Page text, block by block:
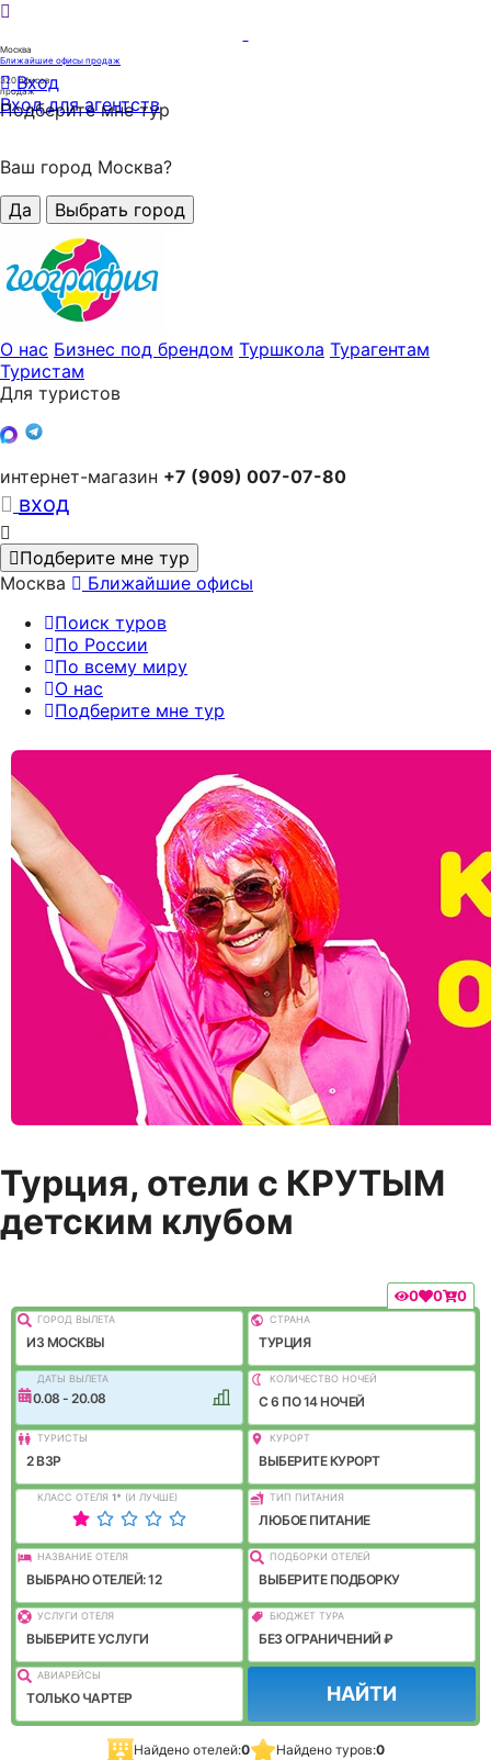
Москва
Ближайшие офисы продаж
320офисов
продаж
Вход
Вход для агентств
Подберите мне тур
Ваш город Москва?
Да
Выбрать город
О нас Бизнес под брендом Туршкола Турагентам
Туристам
Для туристов
интернет-магазин +7 (909) 007-07-80
вход
Подберите мне тур
Москва
Ближайшие офисы
Поиск туров
По России
По всему миру
О нас
Подберите мне тур
Турция, отели с КРУТЫМ
детским клубом
0 0 0
ГОРОД ВЫЛEТА
ИЗ МОСКВЫ
СТРАНА
ТУРЦИЯ
ДАТЫ ВЫЛЕТА
10.08 - 20.08
КОЛИЧЕСТВО НОЧЕЙ
C 6 ПО 14 НОЧЕЙ
ТУРИСТЫ
2 ВЗР
КУРОРТ
ВЫБЕРИТЕ КУРОРТ
КЛАСС ОТЕЛЯ 1* (И ЛУЧШЕ) ТИП ПИТАНИЯ
ЛЮБОЕ ПИТАНИЕ
НАЗВАНИЕ ОТЕЛЯ
ВЫБРАНО ОТЕЛЕЙ: 12
ПОДБОРКИ ОТЕЛЕЙ
ВЫБЕРИТЕ ПОДБОРКУ
УСЛУГИ ОТЕЛЯ
ВЫБЕРИТЕ УСЛУГИ
БЮДЖЕТ ТУРА
БЕЗ ОГРАНИЧЕНИЙ ₽
АВИАРЕЙСЫ
ТОЛЬКО ЧАРТЕР НАЙТИ
Найдено отелей:0 Найдено туров:0